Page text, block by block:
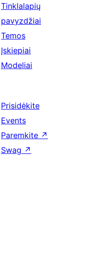
Tinklalapių
pavyzdžiai
Temos
Įskiepiai
Modeliai
Prisidėkite
Events
Paremkite ↗
Swag ↗